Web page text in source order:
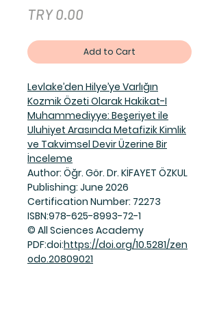
TRY 0.00
Add to Cart
Levlake’den Hilye’ye Varlığın
Kozmik Özeti Olarak Hakikat-I
Muhammediyye: Beşeriyet ile
Uluhiyet Arasında Metafizik Kimlik
ve Takvimsel Devir Üzerine Bir
İnceleme
Author: Öğr. Gör. Dr. KİFAYET ÖZKUL
Publishing: June 2026
Certification Number: 72273
ISBN:978-625-8993-72-1
© All Sciences Academy
PDF:doi:https://doi.org/10.5281/zen
odo.20809021